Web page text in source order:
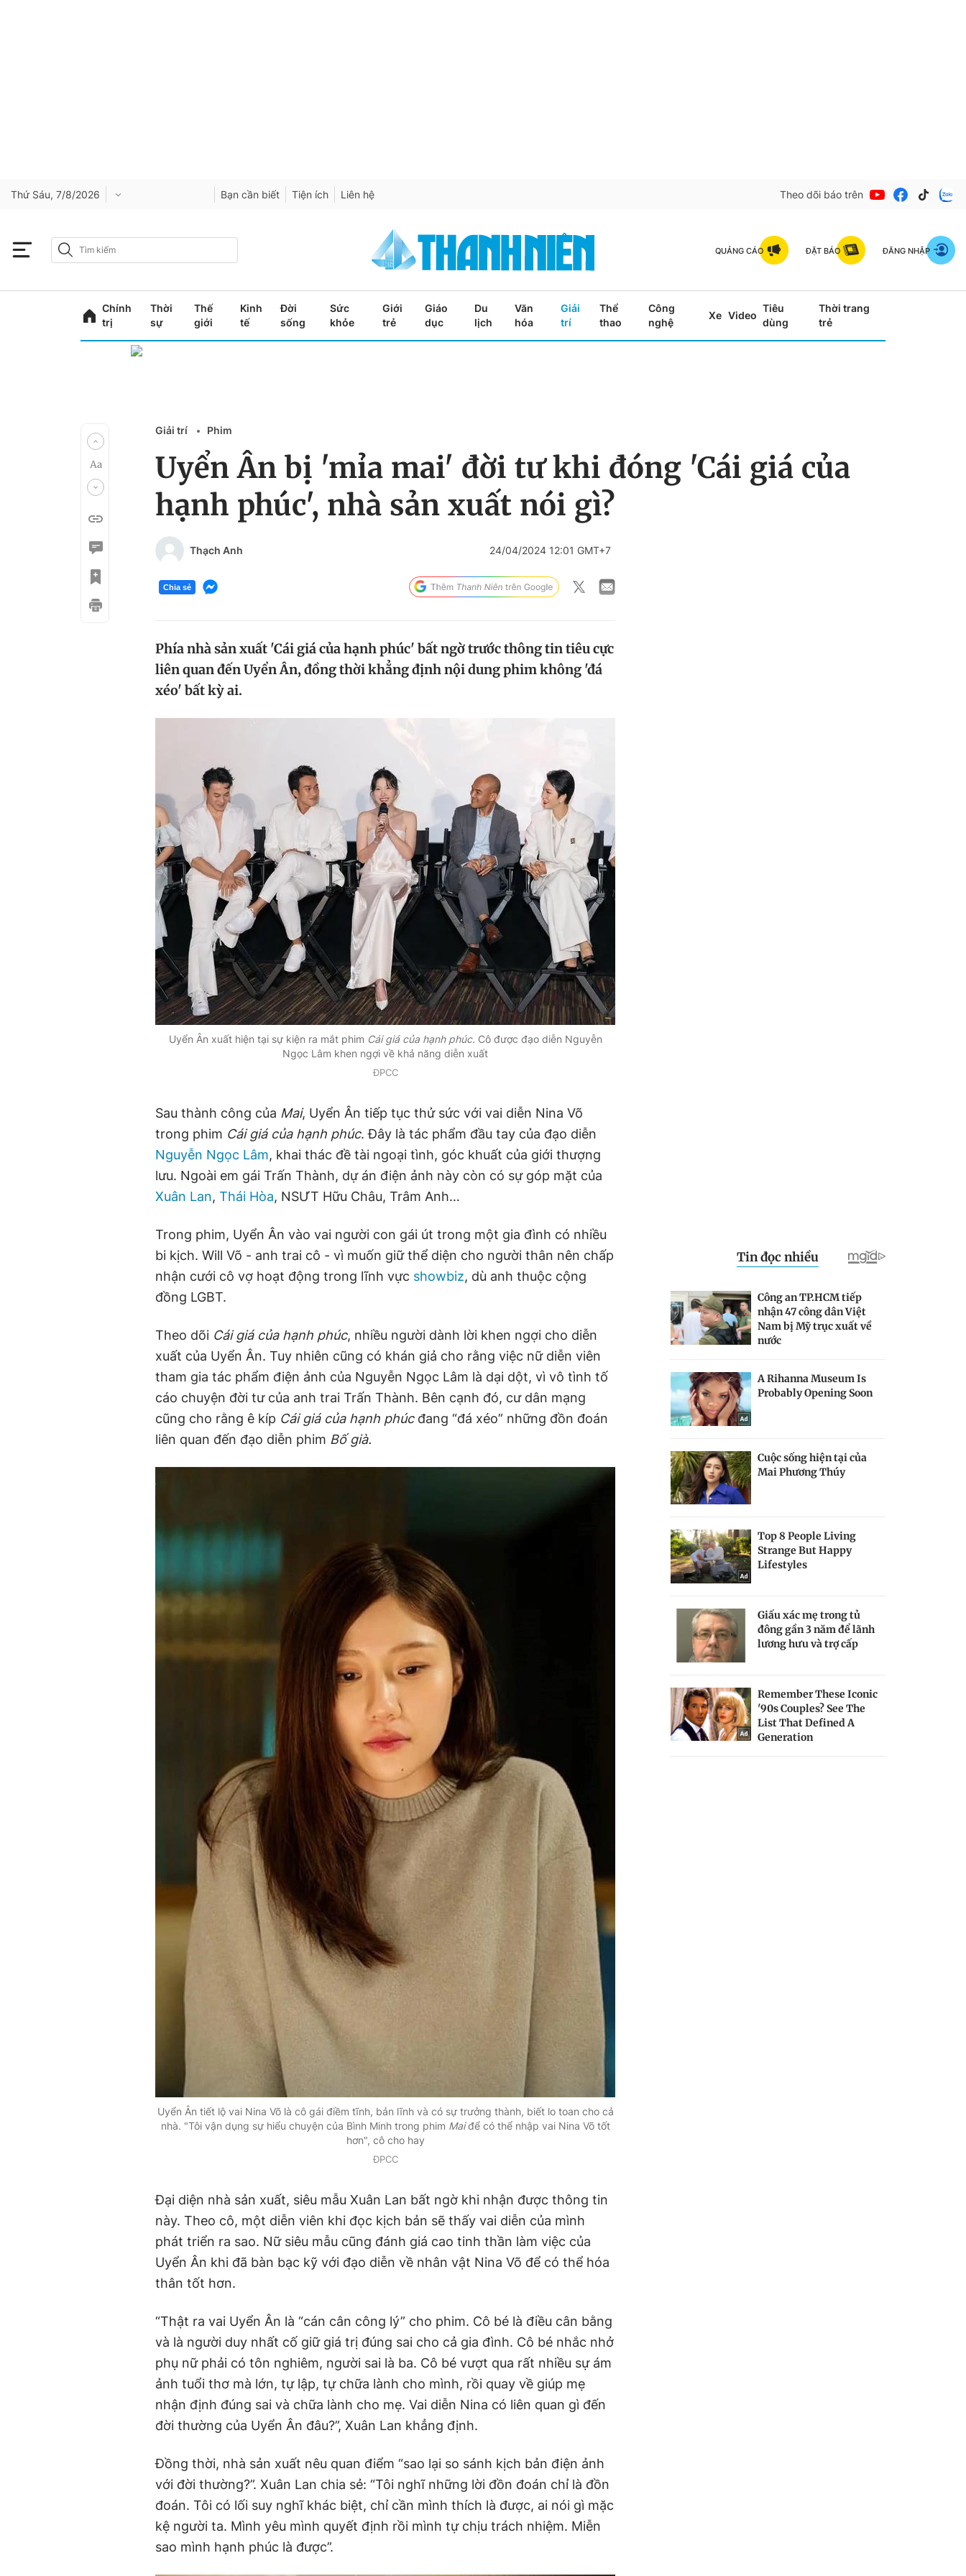
Thứ Sáu, 7/8/2026 Bạn cần biết Tiện ích Liên hệ Theo dõi báo trên
QUẢNG CÁO ĐẶT BÁO ĐĂNG NHẬP
Chính
trị
Thời
sự
Thế
giới
Kinh
tế
Đời
sống
Sức
khỏe
Giới
trẻ
Giáo
dục
Du
lịch
Văn
hóa
Giải
trí
Thể
thao
Công
nghệ
Xe Video
Tiêu
dùng
Thời trang
trẻ
Giải trí Phim
Uyển Ân bị 'mỉa mai' đời tư khi đóng 'Cái giá của
hạnh phúc', nhà sản xuất nói gì?
Thạch Anh 24/04/2024 12:01 GMT+7
Chia sẻ
Phía nhà sản xuất 'Cái giá của hạnh phúc' bất ngờ trước thông tin tiêu cực
liên quan đến Uyển Ân, đồng thời khẳng định nội dung phim không 'đá
xéo' bất kỳ ai.
Uyển Ân xuất hiện tại sự kiện ra mắt phim Cái giá của hạnh phúc. Cô được đạo diễn Nguyễn
Ngọc Lâm khen ngợi về khả năng diễn xuất
ĐPCC
Sau thành công của Mai, Uyển Ân tiếp tục thử sức với vai diễn Nina Võ
trong phim Cái giá của hạnh phúc. Đây là tác phẩm đầu tay của đạo diễn
Nguyễn Ngọc Lâm, khai thác đề tài ngoại tình, góc khuất của giới thượng
lưu. Ngoài em gái Trấn Thành, dự án điện ảnh này còn có sự góp mặt của
Xuân Lan, Thái Hòa, NSƯT Hữu Châu, Trâm Anh…
Trong phim, Uyển Ân vào vai người con gái út trong một gia đình có nhiều
bi kịch. Will Võ - anh trai cô - vì muốn giữ thể diện cho người thân nên chấp
nhận cưới cô vợ hoạt động trong lĩnh vực showbiz, dù anh thuộc cộng
đồng LGBT.
Theo dõi Cái giá của hạnh phúc, nhiều người dành lời khen ngợi cho diễn
xuất của Uyển Ân. Tuy nhiên cũng có khán giả cho rằng việc nữ diễn viên
tham gia tác phẩm điện ảnh của Nguyễn Ngọc Lâm là dại dột, vì vô tình tố
cáo chuyện đời tư của anh trai Trấn Thành. Bên cạnh đó, cư dân mạng
cũng cho rằng ê kíp Cái giá của hạnh phúcđang “đá xéo” những đồn đoán
liên quan đến đạo diễn phim Bố già.
Uyển Ân tiết lộ vai Nina Võ là cô gái điềm tĩnh, bản lĩnh và có sự trưởng thành, biết lo toan cho cả
nhà. "Tôi vận dụng sự hiểu chuyện của Bình Minh trong phim Maiđể có thể nhập vai Nina Võ tốt
hơn", cô cho hay
ĐPCC
Đại diện nhà sản xuất, siêu mẫu Xuân Lan bất ngờ khi nhận được thông tin
này. Theo cô, một diễn viên khi đọc kịch bản sẽ thấy vai diễn của mình
phát triển ra sao. Nữ siêu mẫu cũng đánh giá cao tinh thần làm việc của
Uyển Ân khi đã bàn bạc kỹ với đạo diễn về nhân vật Nina Võ để có thể hóa
thân tốt hơn.
“Thật ra vai Uyển Ân là “cán cân công lý” cho phim. Cô bé là điều cân bằng
và là người duy nhất cố giữ giá trị đúng sai cho cả gia đình. Cô bé nhắc nhở
phụ nữ phải có tôn nghiêm, người sai là ba. Cô bé vượt qua rất nhiều sự ám
ảnh tuổi thơ mà lớn, tự lập, tự chữa lành cho mình, rồi quay về giúp mẹ
nhận định đúng sai và chữa lành cho mẹ. Vai diễn Nina có liên quan gì đến
đời thường của Uyển Ân đâu?”, Xuân Lan khẳng định.
Đồng thời, nhà sản xuất nêu quan điểm “sao lại so sánh kịch bản điện ảnh
với đời thường?”. Xuân Lan chia sẻ: “Tôi nghĩ những lời đồn đoán chỉ là đồn
đoán. Tôi có lối suy nghĩ khác biệt, chỉ cần mình thích là được, ai nói gì mặc
kệ người ta. Mình yêu mình quyết định rồi mình tự chịu trách nhiệm. Miễn
sao mình hạnh phúc là được”.